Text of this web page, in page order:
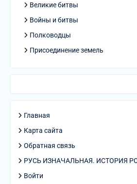
Великие битвы
Войны и битвы
Полководцы
Присоединение земель
Главная
Карта сайта
Обратная связь
РУСЬ ИЗНАЧАЛЬНАЯ. ИСТОРИЯ
Войти